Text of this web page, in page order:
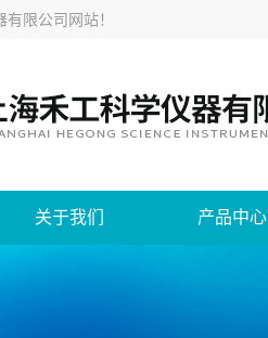
有限公司网站！
关于我们 产品中心